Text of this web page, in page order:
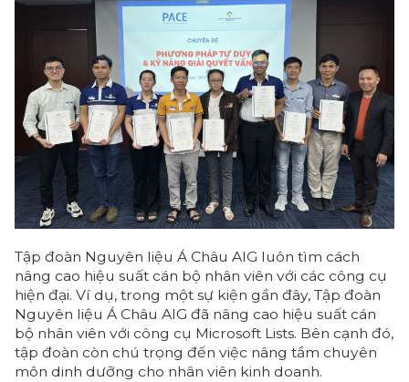
Tập đoàn Nguyên liệu Á Châu AIG luôn tìm cách
nâng cao hiệu suất cán bộ nhân viên với các công cụ
hiện đại. Ví dụ, trong một sự kiện gần đây, Tập đoàn
Nguyên liệu Á Châu AIG đã nâng cao hiệu suất cán
bộ nhân viên với công cụ Microsoft Lists. Bên cạnh đó,
tập đoàn còn chú trọng đến việc nâng tầm chuyên
môn dinh dưỡng cho nhân viên kinh doanh.